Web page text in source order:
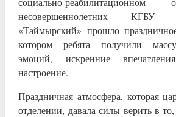
несовершеннолетних
«Таймырский» прошло
котором ребята получили
эмоций, искренние
настроение.
Праздничная атмосфера, которая
отделении, давала силы верить в